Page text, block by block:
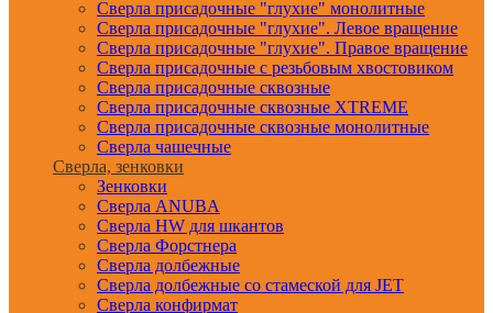
Сверла присадочные "глухие" монолитные
Сверла присадочные "глухие". Левое вращение
Сверла присадочные "глухие". Правое вращение
Сверла присадочные с резьбовым хвостовиком
Сверла присадочные сквозные
Сверла присадочные сквозные XTREME
Сверла присадочные сквозные монолитные
Сверла чашечные
Сверла, зенковки
Зенковки
Сверла ANUBA
Сверла HW для шкантов
Сверла Форстнера
Сверла долбежные
Сверла долбежные со стамеской для JET
Сверла конфирмат